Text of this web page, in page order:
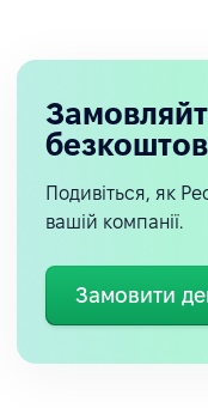
Подивіться, як
вашій компанії.
Замовити